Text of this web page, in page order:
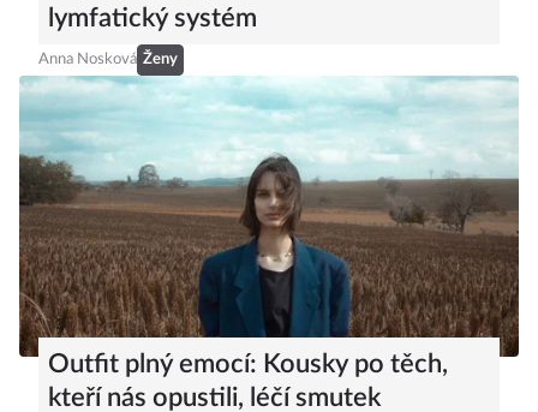
lymfatický systém
Anna Nosková Ženy
Outfit plný emocí: Kousky po těch,
kteří nás opustili, léčí smutek